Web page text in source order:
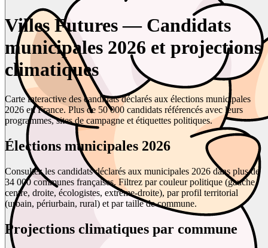
Villes Futures — Candidats
municipales 2026 et projections
climatiques
Carte interactive des candidats déclarés aux élections municipales
2026 en France. Plus de 50 000 candidats référencés avec leurs
programmes, sites de campagne et étiquettes politiques.
Élections municipales 2026
Consultez les candidats déclarés aux municipales 2026 dans plus de
34 000 communes françaises. Filtrez par couleur politique (gauche,
centre, droite, écologistes, extrême-droite), par profil territorial
(urbain, périurbain, rural) et par taille de commune.
Projections climatiques par commune